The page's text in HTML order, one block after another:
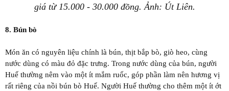
giá từ 15.000 - 30.000 đồng. Ảnh: Út Liên.
8. Bún bò
Món ăn có nguyên liệu chính là bún, thịt bắp bò, giò heo, cùng
nước dùng có màu đỏ đặc trưng. Trong nước dùng của bún, người
Huế thường nêm vào một ít mắm ruốc, góp phần làm nên hương vị
rất riêng của nồi bún bò Huế. Người Huế thường cho thêm một ít ớt